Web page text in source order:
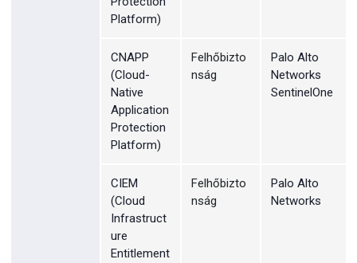
Platform)
CNAPP
(Cloud-
Native
Application
Protection
Platform)
Felhőbizto
nság
Palo Alto
Networks
SentinelOne
CIEM
(Cloud
Infrastruct
ure
Entitlement
Felhőbizto
nság
Palo Alto
Networks